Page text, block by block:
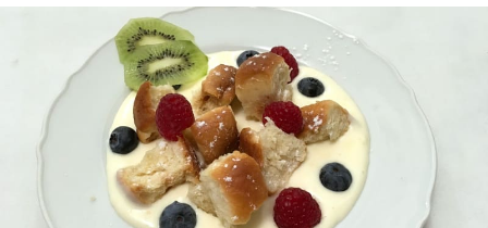
Recepty
Články
TV Program
Škola vaření